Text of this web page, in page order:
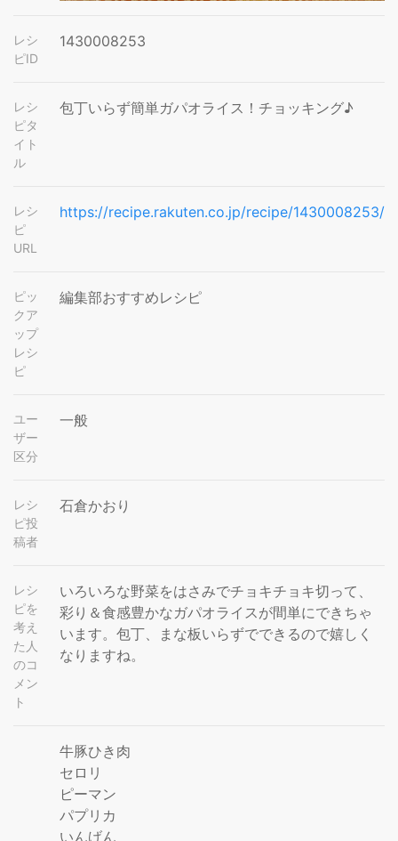
レシ
ピID
1430008253
レシ
ピタ
イト
ル
包丁いらず簡単ガパオライス！チョッキング♪
レシ
ピ
URL
https://recipe.rakuten.co.jp/recipe/1430008253/
ピッ
クア
ップ
レシ
ピ
編集部おすすめレシピ
ユー
ザー
区分
一般
レシ
ピ投
稿者
石倉かおり
レシ
ピを
考え
た人
のコ
メン
ト
いろいろな野菜をはさみでチョキチョキ切って、
彩り＆食感豊かなガパオライスが間単にできちゃ
います。包丁、まな板いらずでできるので嬉しく
なりますね。
牛豚ひき肉
セロリ
ピーマン
パプリカ
いんげん